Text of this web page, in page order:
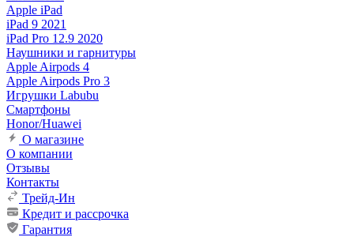
Apple iPad
iPad 9 2021
iPad Pro 12.9 2020
Наушники и гарнитуры
Apple Airpods 4
Apple Airpods Pro 3
Игрушки Labubu
Смартфоны
Honor/Huawei
О магазине
О компании
Отзывы
Контакты
Трейд-Ин
Кредит и рассрочка
Гарантия